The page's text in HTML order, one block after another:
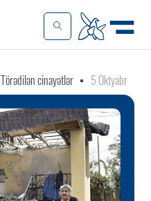
Törədilən cinayətlər 5 Oktyabr